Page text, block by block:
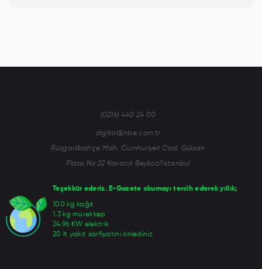
Teşekkür ederiz. E-Gazete okumayı tercih ederek yıllık;
100 kg kağıt
1.3 kg mürekkep
24.96 KW elektrik
20 lt yakıt sarfiyatını önlediniz
(0216) 440 24 00
digital@nbe.com.tr
Rüzgarlıbahçe Mah. Cumhuriyet Cad. Gülsan
Plaza No:22 Kavacık Beykoz/İstanbul